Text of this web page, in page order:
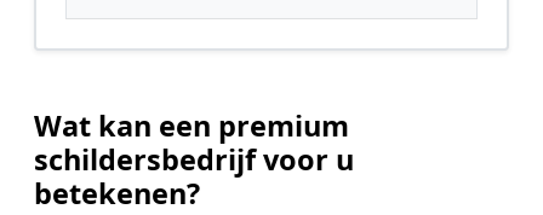
Wat kan een premium
schildersbedrijf voor u
betekenen?